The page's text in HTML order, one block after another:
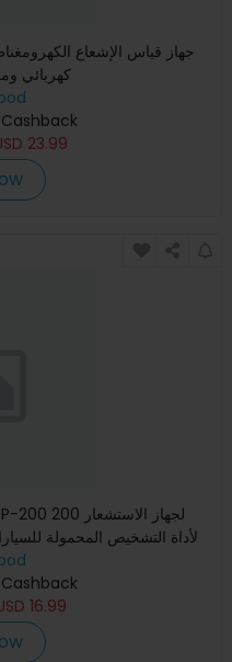
كهربائي
23.99
16.99